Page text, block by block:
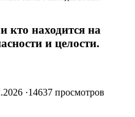
кто находится на
и целости.
·14637 просмотров